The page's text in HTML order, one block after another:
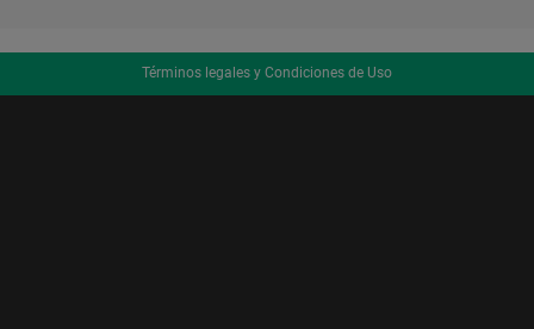
Términos legales y Condiciones de Uso